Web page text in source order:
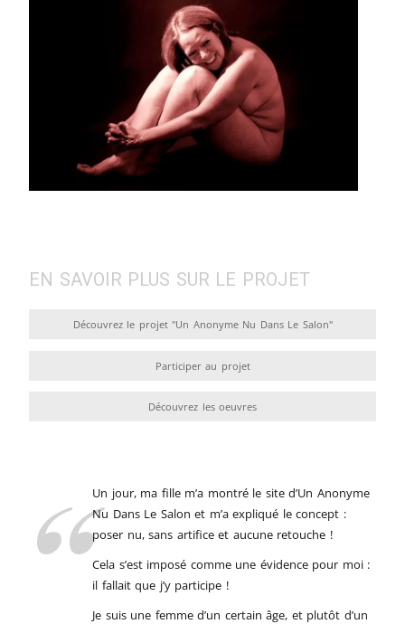
EN SAVOIR PLUS SUR LE PROJET
Découvrez le projet "Un Anonyme Nu Dans Le Salon"
Participer au projet
Découvrez les oeuvres
Un jour, ma fille m’a montré le site d’Un Anonyme
Nu Dans Le Salon et m’a expliqué le concept :
poser nu, sans artifice et aucune retouche !
Cela s’est imposé comme une évidence pour moi :
il fallait que j’y participe !
Je suis une femme d’un certain âge, et plutôt d’un